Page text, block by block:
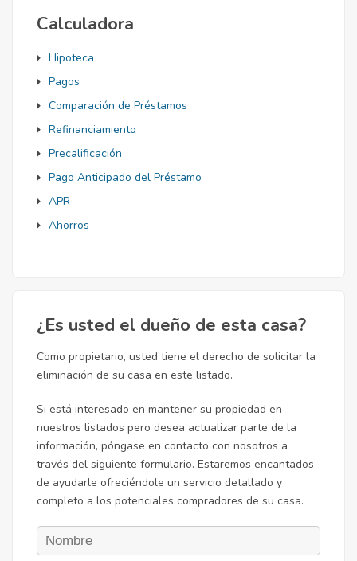
Calculadora
Hipoteca
Pagos
Comparación de Préstamos
Refinanciamiento
Precalificación
Pago Anticipado del Préstamo
APR
Ahorros
¿Es usted el dueño de esta casa?
Como propietario, usted tiene el derecho de solicitar la
eliminación de su casa en este listado.
Si está interesado en mantener su propiedad en
nuestros listados pero desea actualizar parte de la
información, póngase en contacto con nosotros a
través del siguiente formulario. Estaremos encantados
de ayudarle ofreciéndole un servicio detallado y
completo a los potenciales compradores de su casa.